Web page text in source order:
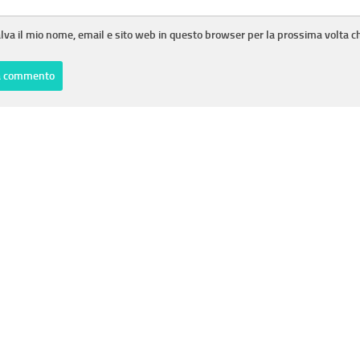
il mio nome, email e sito web in questo browser per la prossima volta